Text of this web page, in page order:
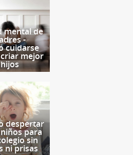
mental de
-
cuidarse
mejor
despertar
para
sin
ni prisas